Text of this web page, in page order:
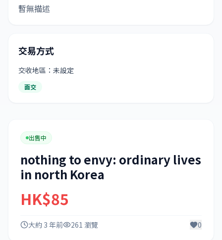
暫無描述
交易方式
交收地區：未設定
面交
出售中
nothing to envy: ordinary lives
in north Korea
HK$85
大約 3 年前 261 瀏覽 0